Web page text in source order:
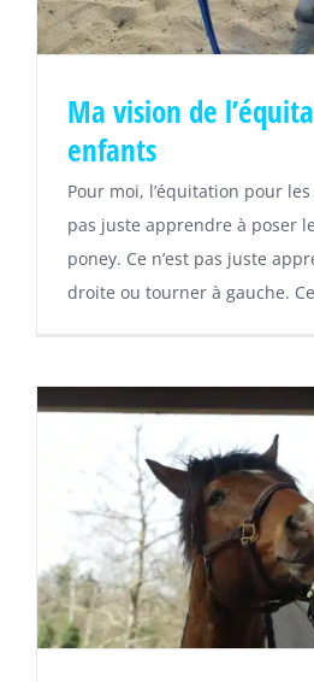
Ma vision de
enfants
Pour moi, l’équitation pour les
pas juste apprendre à poser
poney. Ce n’est pas juste
droite ou tourner à gauche.